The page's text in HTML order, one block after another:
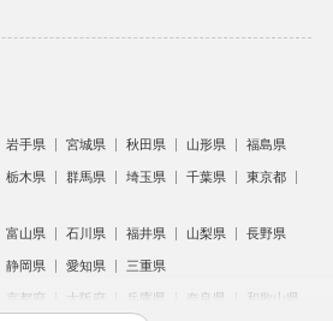
岩手県 宮城県 秋田県 山形県 福島県
栃木県 群馬県 埼玉県 千葉県
東京都
富山県 石川県 福井県 山梨県 長野県
静岡県 愛知県 三重県
京都府 大阪府 兵庫県 奈良県 和歌山県